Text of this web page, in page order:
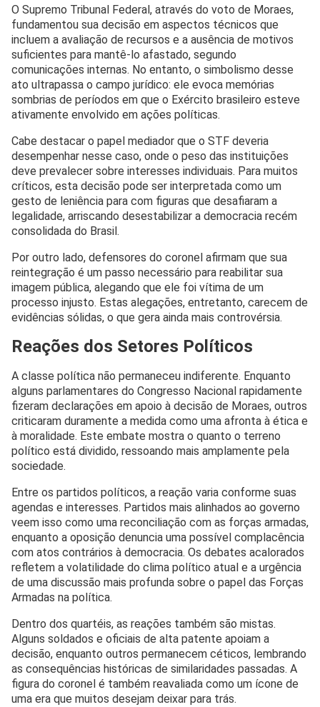
O Supremo Tribunal Federal, através do voto de Moraes,
fundamentou sua decisão em aspectos técnicos que
incluem a avaliação de recursos e a ausência de motivos
suficientes para mantê-lo afastado, segundo
comunicações internas. No entanto, o simbolismo desse
ato ultrapassa o campo jurídico: ele evoca memórias
sombrias de períodos em que o Exército brasileiro esteve
ativamente envolvido em ações políticas.
Cabe destacar o papel mediador que o STF deveria
desempenhar nesse caso, onde o peso das instituições
deve prevalecer sobre interesses individuais. Para muitos
críticos, esta decisão pode ser interpretada como um
gesto de leniência para com figuras que desafiaram a
legalidade, arriscando desestabilizar a democracia recém
consolidada do Brasil.
Por outro lado, defensores do coronel afirmam que sua
reintegração é um passo necessário para reabilitar sua
imagem pública, alegando que ele foi vítima de um
processo injusto. Estas alegações, entretanto, carecem de
evidências sólidas, o que gera ainda mais controvérsia.
Reações dos Setores Políticos
A classe política não permaneceu indiferente. Enquanto
alguns parlamentares do Congresso Nacional rapidamente
fizeram declarações em apoio à decisão de Moraes, outros
criticaram duramente a medida como uma afronta à ética e
à moralidade. Este embate mostra o quanto o terreno
político está dividido, ressoando mais amplamente pela
sociedade.
Entre os partidos políticos, a reação varia conforme suas
agendas e interesses. Partidos mais alinhados ao governo
veem isso como uma reconciliação com as forças armadas,
enquanto a oposição denuncia uma possível complacência
com atos contrários à democracia. Os debates acalorados
refletem a volatilidade do clima político atual e a urgência
de uma discussão mais profunda sobre o papel das Forças
Armadas na política.
Dentro dos quartéis, as reações também são mistas.
Alguns soldados e oficiais de alta patente apoiam a
decisão, enquanto outros permanecem céticos, lembrando
as consequências históricas de similaridades passadas. A
figura do coronel é também reavaliada como um ícone de
uma era que muitos desejam deixar para trás.